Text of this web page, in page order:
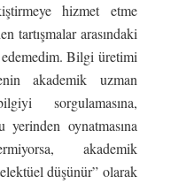
hizmet etme
tartışmalar arasındaki
Bilgi üretimi
akademik uzman
sorgulamasına,
oynatmasına
akademik
düşünür” olarak